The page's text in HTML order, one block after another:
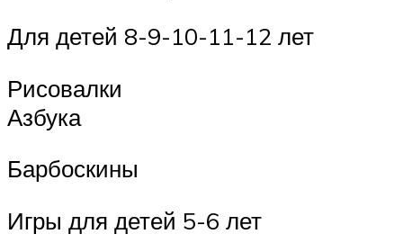
Для детей 8-9-10-11-12 лет
Рисовалки
Азбука
Барбоскины
Игры для детей 5-6 лет